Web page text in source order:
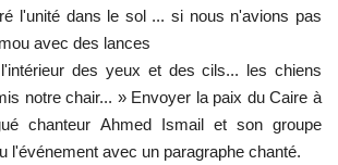
l'unité dans le sol ... si nous n'avions pas
avec des lances
des yeux et des cils... les chiens
notre chair... » Envoyer la paix du Caire à
chanteur Ahmed Ismail et son groupe
l'événement avec un paragraphe chanté.